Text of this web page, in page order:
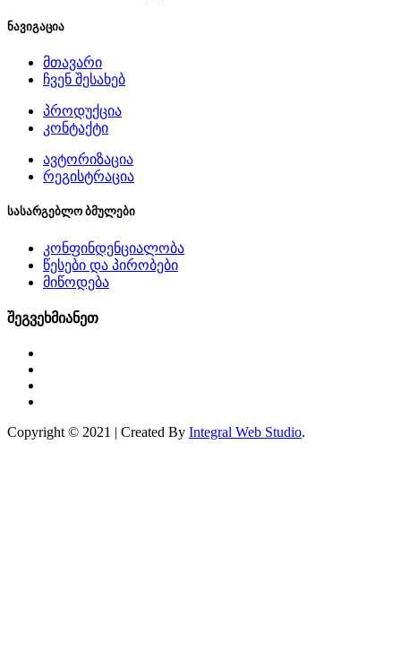
ნავიგაცია
მთავარი
ჩვენ შესახებ
პროდუქცია
კონტაქტი
ავტორიზაცია
რეგისტრაცია
სასარგებლო ბმულები
კონფინდენციალობა
წესები და პირობები
მიწოდება
შეგვეხმიანეთ
Copyright © 2021 | Created By Integral Web Studio.